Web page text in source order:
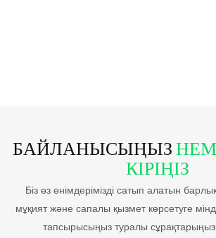
БАЙЛАНЫСЫҢЫЗ
КІРІҢІЗ
Біз өз өнімдерімізді сатып алатын
мұқият және сапалы қызмет көрсетуге
тапсырысыңыз туралы сұрақтарыңыз